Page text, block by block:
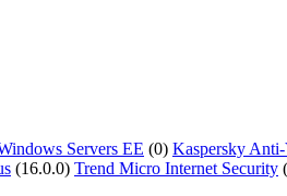
Servers EE (0) Kaspersky
(16.0.0) Trend Micro Internet Security